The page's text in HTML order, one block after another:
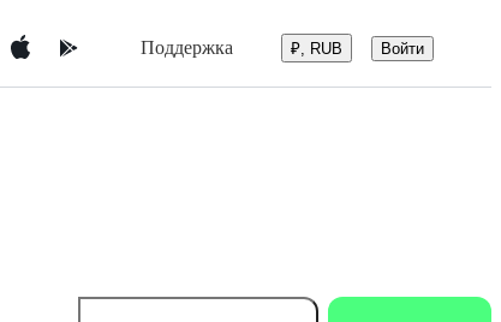
Поддержка ₽, RUB Войти